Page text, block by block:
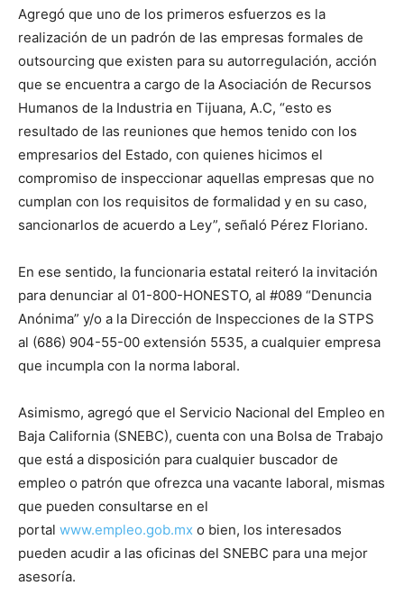
Agregó que uno de los primeros esfuerzos es la
realización de un padrón de las empresas formales de
outsourcing que existen para su autorregulación, acción
que se encuentra a cargo de la Asociación de Recursos
Humanos de la Industria en Tijuana, A.C, “esto es
resultado de las reuniones que hemos tenido con los
empresarios del Estado, con quienes hicimos el
compromiso de inspeccionar aquellas empresas que no
cumplan con los requisitos de formalidad y en su caso,
sancionarlos de acuerdo a Ley”, señaló Pérez Floriano.
En ese sentido, la funcionaria estatal reiteró la invitación
para denunciar al 01-800-HONESTO, al #089 “Denuncia
Anónima” y/o a la Dirección de Inspecciones de la STPS
al (686) 904-55-00 extensión 5535, a cualquier empresa
que incumpla con la norma laboral.
Asimismo, agregó que el Servicio Nacional del Empleo en
Baja California (SNEBC), cuenta con una Bolsa de Trabajo
que está a disposición para cualquier buscador de
empleo o patrón que ofrezca una vacante laboral, mismas
que pueden consultarse en el
portal www.empleo.gob.mx o bien, los interesados
pueden acudir a las oficinas del SNEBC para una mejor
asesoría.